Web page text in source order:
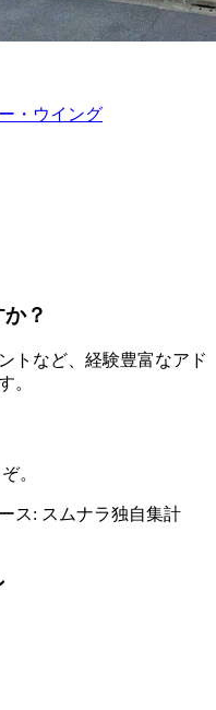
・ウイング
？
トなど、経験豊富なアド
。
。
ス: スムナラ独自集計